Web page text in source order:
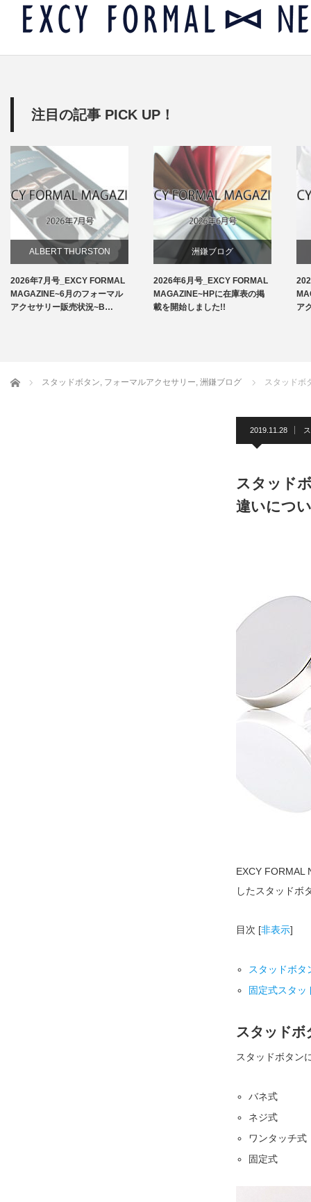
注目の記事 PICK UP！
ALBERT THURSTON
お知らせ
2026年7月号_EXCY FORMAL
MAGAZINE~6月のフォーマル
アクセサリー販売状況~B…
洲鎌ブログ
2026年6月号_EXCY FORMAL
MAGAZINE~HPに在庫表の掲
載を開始しました!!
ア
ホーム スタッドボタン, フォーマルアクセサリー, 洲鎌ブログ スタッドボ
2019.11.28
スタッド
違いにつ
EXCY FORMAL
したスタッドボ
目次 [非表示]
スタッドボタ
固定式スタッ
スタッドボ
スタッドボタン
バネ式
ネジ式
ワンタッチ式
固定式